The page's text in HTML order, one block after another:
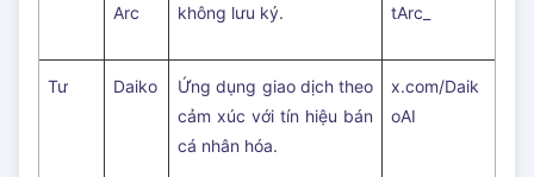
Arc
không lưu ký.
tArc_
Tư Daiko
Ứng dụng giao dịch theo
cảm xúc với tín hiệu bán
cá nhân hóa.
x.com/Daik
oAI